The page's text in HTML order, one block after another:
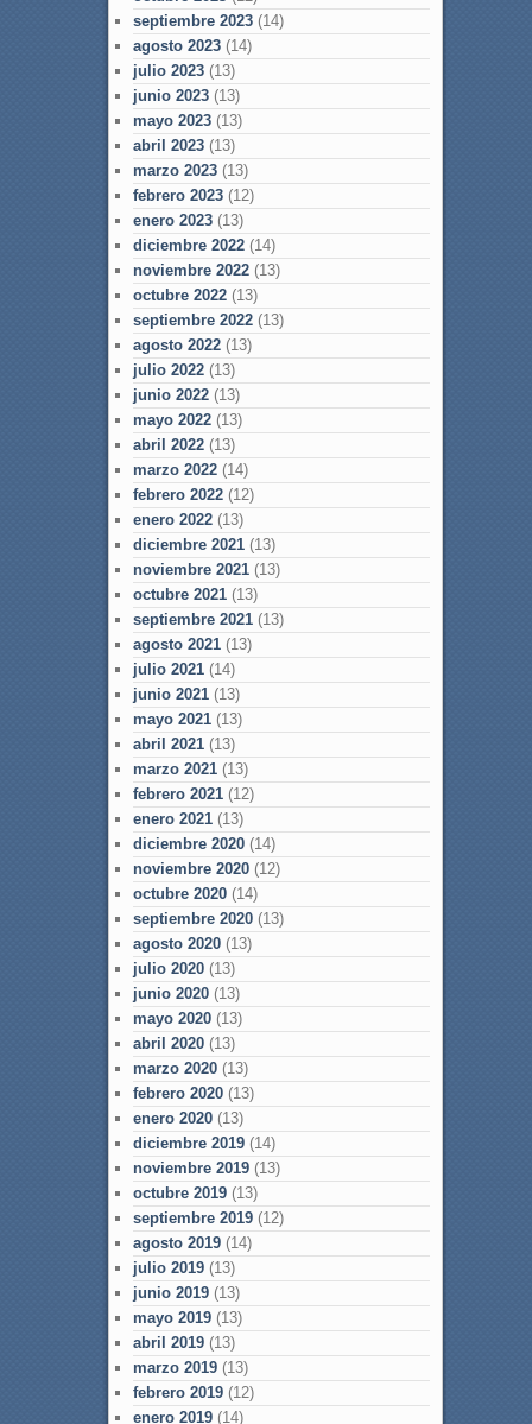
septiembre 2023(14)
agosto 2023(14)
julio 2023(13)
junio 2023(13)
mayo 2023(13)
abril 2023(13)
marzo 2023(13)
febrero 2023(12)
enero 2023(13)
diciembre 2022(14)
noviembre 2022(13)
octubre 2022(13)
septiembre 2022(13)
agosto 2022(13)
julio 2022(13)
junio 2022(13)
mayo 2022(13)
abril 2022(13)
marzo 2022(14)
febrero 2022(12)
enero 2022(13)
diciembre 2021(13)
noviembre 2021(13)
octubre 2021(13)
septiembre 2021(13)
agosto 2021(13)
julio 2021(14)
junio 2021(13)
mayo 2021(13)
abril 2021(13)
marzo 2021(13)
febrero 2021(12)
enero 2021(13)
diciembre 2020(14)
noviembre 2020(12)
octubre 2020(14)
septiembre 2020(13)
agosto 2020(13)
julio 2020(13)
junio 2020(13)
mayo 2020(13)
abril 2020(13)
marzo 2020(13)
febrero 2020(13)
enero 2020(13)
diciembre 2019(14)
noviembre 2019(13)
octubre 2019(13)
septiembre 2019(12)
agosto 2019(14)
julio 2019(13)
junio 2019(13)
mayo 2019(13)
abril 2019(13)
marzo 2019(13)
febrero 2019(12)
enero 2019(14)